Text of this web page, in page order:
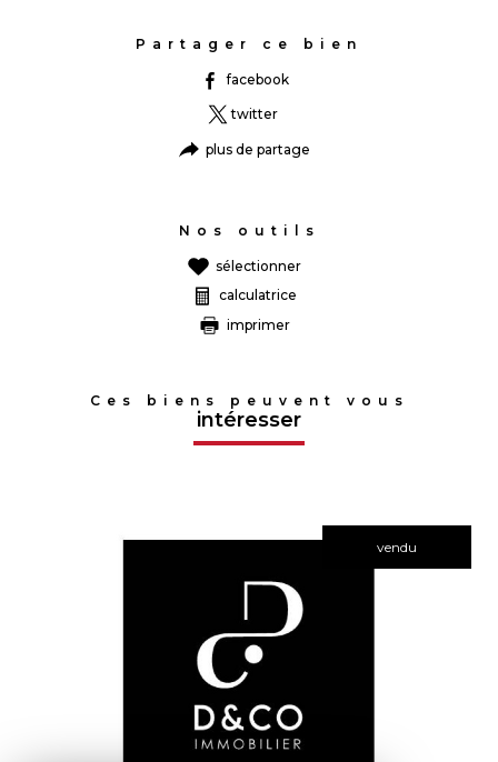
Partager ce bien
facebook
twitter
plus de partage
Nos outils
sélectionner
calculatrice
imprimer
Ces biens peuvent vous
intéresser
vendu
voir le bien